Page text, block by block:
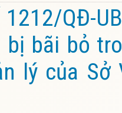
QĐ-
bãi bỏ
lý của